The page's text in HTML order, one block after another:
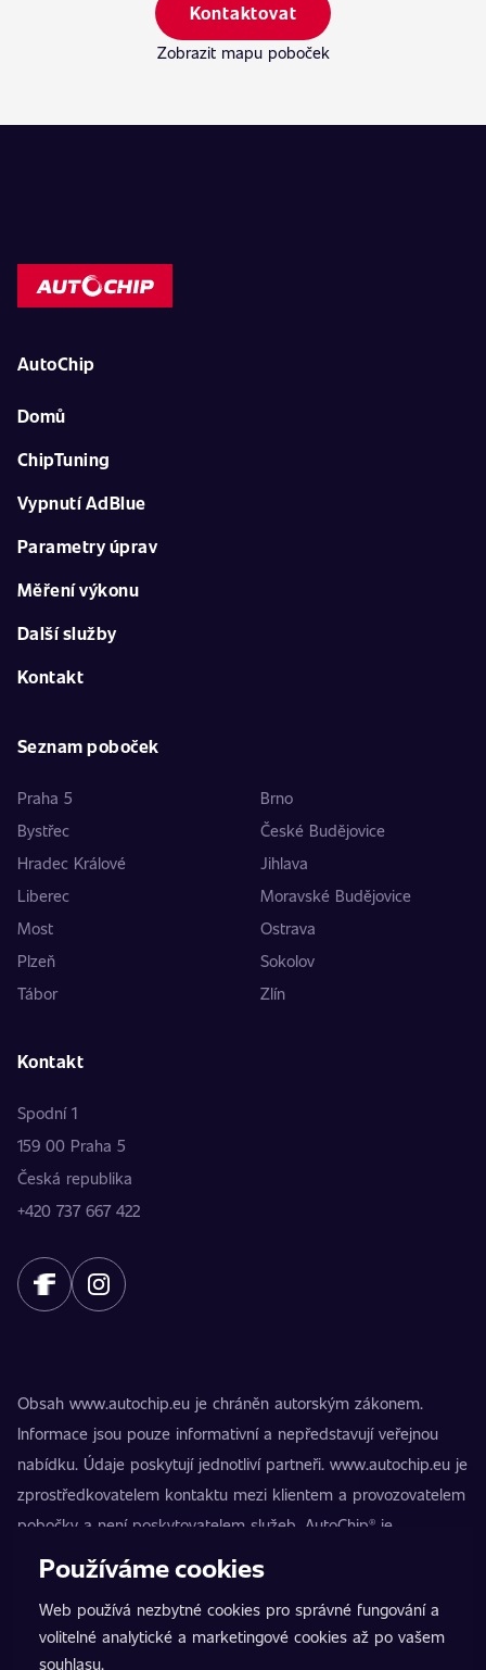
Kontaktovat
Zobrazit mapu poboček
AutoChip
Domů
ChipTuning
Vypnutí AdBlue
Parametry úprav
Měření výkonu
Další služby
Kontakt
Seznam poboček
Praha 5
Brno
Bystřec
České Budějovice
Hradec Králové
Jihlava
Liberec
Moravské Budějovice
Most
Ostrava
Plzeň
Sokolov
Tábor
Zlín
Kontakt
Spodní 1
159 00 Praha 5
Česká republika
+420 737 667 422
Obsah www.autochip.eu je chráněn autorským zákonem.
Informace jsou pouze informativní a nepředstavují veřejnou
nabídku. Údaje poskytují jednotliví partneři. www.autochip.eu je
zprostředkovatelem kontaktu mezi klientem a provozovatelem
pobočky a není poskytovatelem služeb. AutoChip® je
registrovaná ochranná známka Petra Kučery. Úpravy, které
nezpůsobilosti vozidla k provozu na pozemních komunikacích.
Přesné informace poskytuje vždy konkrétní provozovatel
Používáme cookies
Web používá nezbytné cookies pro správné fungování a
volitelné analytické a marketingové cookies až po vašem
souhlasu.